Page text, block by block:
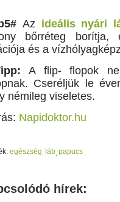
Az ideális nyári
bőrréteg
és a
A flip- flopok
Cseréljük le
némileg viseletes.
Napidoktor.hu
egészség láb papucs
hírek: